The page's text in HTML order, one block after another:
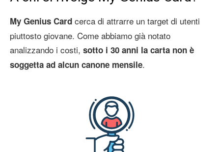
My Genius Card cerca di attrarre un target di utenti
piuttosto giovane. Come abbiamo già notato
analizzando i costi, sotto i 30 anni la carta non è
soggetta ad alcun canone mensile.